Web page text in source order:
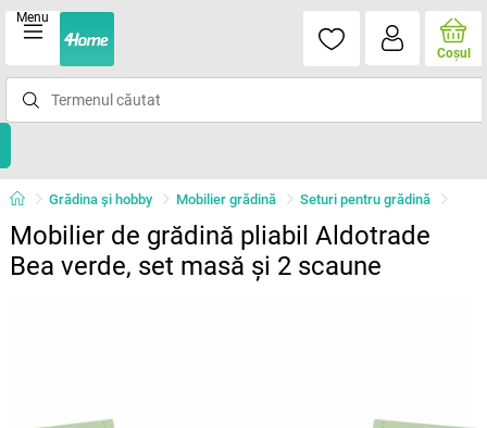
Menu
Coşul
Grădina şi hobby Mobilier grădină Seturi pentru grădină
Mobilier de grădină pliabil Aldotrade
Bea verde, set masă și 2 scaune